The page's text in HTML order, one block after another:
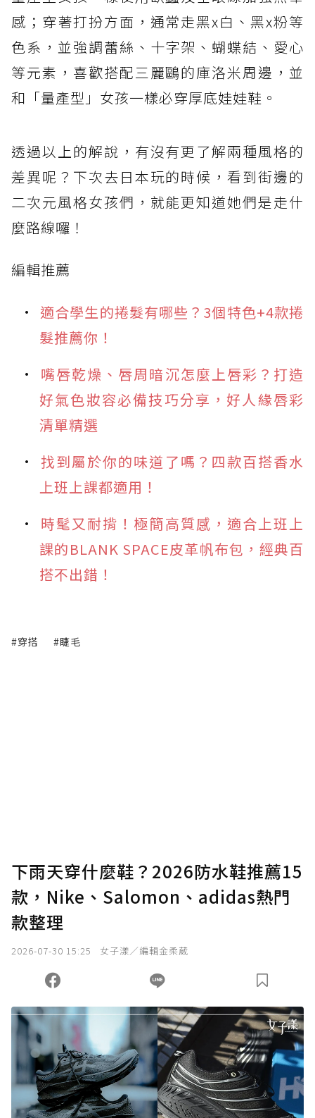
感；穿著打扮方面，通常走黑x白、黑x粉等
色系，並強調蕾絲、十字架、蝴蝶結、愛心
等元素，喜歡搭配三麗鷗的庫洛米周邊，並
和「量產型」女孩一樣必穿厚底娃娃鞋。
透過以上的解說，有沒有更了解兩種風格的
差異呢？下次去日本玩的時候，看到街邊的
二次元風格女孩們，就能更知道她們是走什
麼路線囉！
編輯推薦
適合學生的捲髮有哪些？3個特色+4款捲
髮推薦你！
嘴唇乾燥、唇周暗沉怎麼上唇彩？打造
好氣色妝容必備技巧分享，好人緣唇彩
清單精選
找到屬於你的味道了嗎？四款百搭香水
上班上課都適用！
時髦又耐揹！極簡高質感，適合上班上
課的BLANK SPACE皮革帆布包，經典百
搭不出錯！
#穿搭 #睫毛
下雨天穿什麼鞋？2026防水鞋推薦15
款，Nike、Salomon、adidas熱門
款整理
2026-07-30 15:25 女子漾／編輯金柔葳